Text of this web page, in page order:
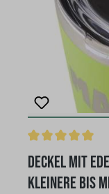
Deckel mit
kleinere bis